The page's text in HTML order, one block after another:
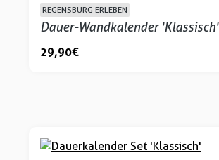
REGENSBURG ERLEBEN
Dauer-Wandkalender 'Klassisch'
29,90 €